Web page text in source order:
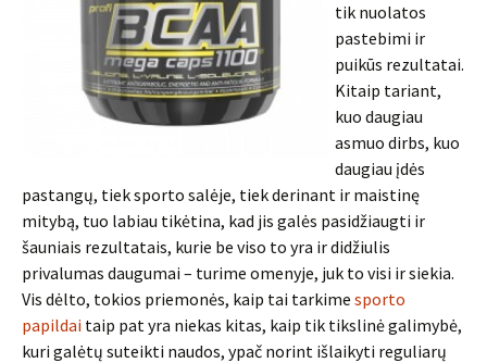
tik nuolatos
pastebimi ir
puikūs rezultatai.
Kitaip tariant,
kuo daugiau
asmuo dirbs, kuo
daugiau įdės
pastangų, tiek sporto salėje, tiek derinant ir maistinę
mitybą, tuo labiau tikėtina, kad jis galės pasidžiaugti ir
šauniais rezultatais, kurie be viso to yra ir didžiulis
privalumas daugumai – turime omenyje, juk to visi ir siekia.
Vis dėlto, tokios priemonės, kaip tai tarkime sporto
papildai taip pat yra niekas kitas, kaip tik tikslinė galimybė,
kuri galėtų suteikti naudos, ypač norint išlaikyti reguliarų